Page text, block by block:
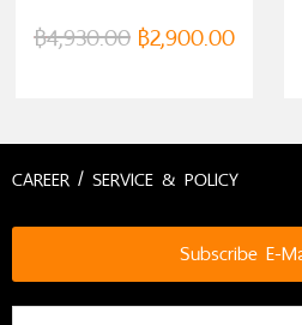
Model (VTM0000067732)
฿4,930.00 ฿2,900.00
CAREER / SERVICE & POLICY
Subscribe E-